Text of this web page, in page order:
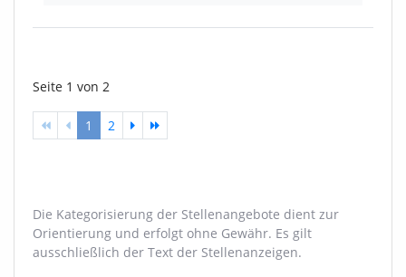
Seite 1 von 2
1 2
Die Kategorisierung der Stellenangebote dient zur
Orientierung und erfolgt ohne Gewähr. Es gilt
ausschließlich der Text der Stellenanzeigen.